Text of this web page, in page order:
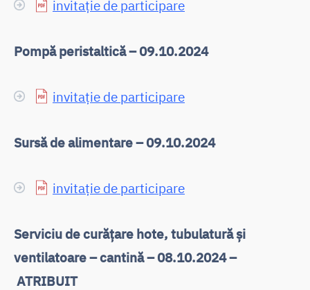
invitație de participare
Pompă peristaltică – 09.10.2024
invitație de participare
Sursă de alimentare – 09.10.2024
invitație de participare
Serviciu de curățare hote, tubulatură și
ventilatoare – cantină – 08.10.2024 –
ATRIBUIT